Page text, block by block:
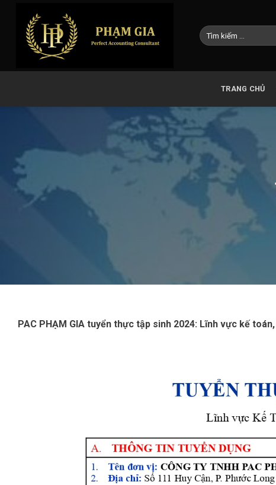
content
TRANG CHỦ
PAC PHẠM GIA tuyển thực tập sinh 2024: Lĩnh vực kế